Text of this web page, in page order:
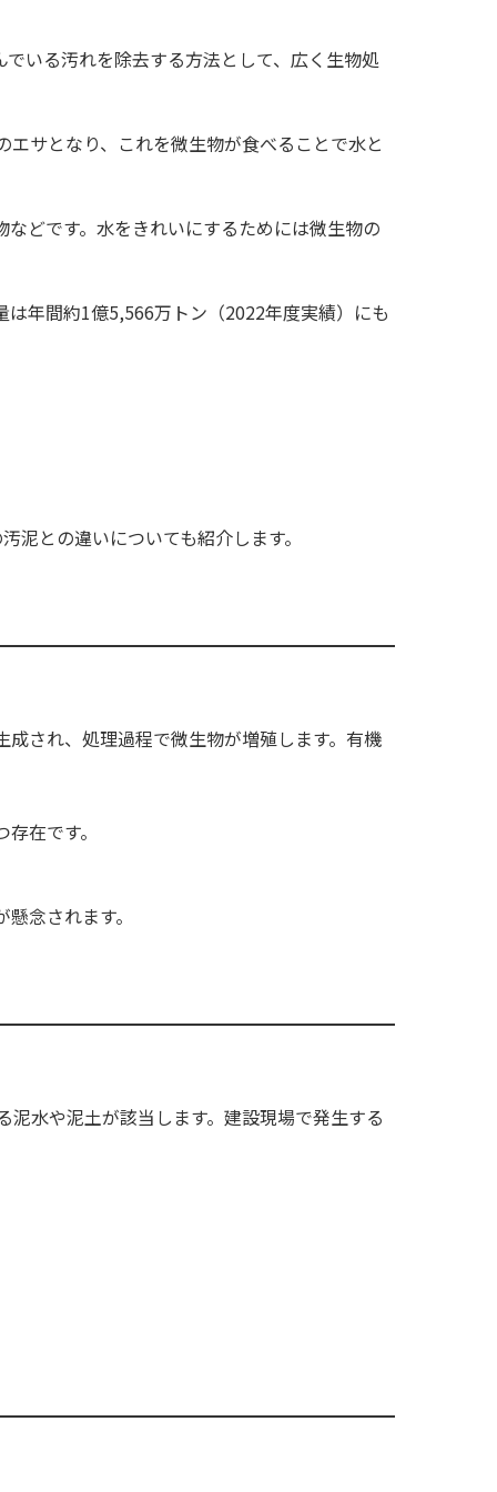
いる汚れを除去する方法として、広く生物処
サとなり、これを微生物が食べることで水と
どです。水をきれいにするためには微生物の
年間約1億5,566万トン（2022年度実績）にも
との違いについても紹介します。
され、処理過程で微生物が増殖します。有機
在です。
念されます。
水や泥土が該当します。建設現場で発生する